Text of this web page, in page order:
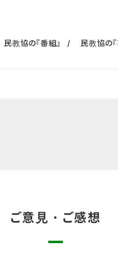
民教協の『番組』 民教協の『
ご意見・ご感想